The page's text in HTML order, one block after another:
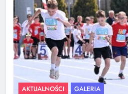
AKTUALNOŚCI GALERIA